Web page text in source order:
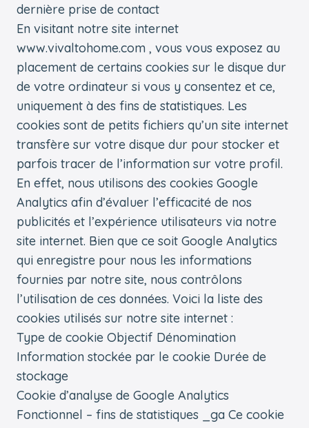
dernière prise de contact
En visitant notre site internet
www.vivaltohome.com , vous vous exposez au
placement de certains cookies sur le disque dur
de votre ordinateur si vous y consentez et ce,
uniquement à des fins de statistiques. Les
cookies sont de petits fichiers qu’un site internet
transfère sur votre disque dur pour stocker et
parfois tracer de l’information sur votre profil.
En effet, nous utilisons des cookies Google
Analytics afin d’évaluer l’efficacité de nos
publicités et l’expérience utilisateurs via notre
site internet. Bien que ce soit Google Analytics
qui enregistre pour nous les informations
fournies par notre site, nous contrôlons
l’utilisation de ces données. Voici la liste des
cookies utilisés sur notre site internet :
Type de cookie Objectif Dénomination
Information stockée par le cookie Durée de
stockage
Cookie d’analyse de Google Analytics
Fonctionnel – fins de statistiques _ga Ce cookie